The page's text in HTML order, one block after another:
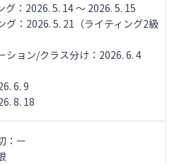
：2026. 5. 14 ～ 2026. 5. 15
：2026. 5. 21（ライティング2級
ション/クラス分け：2026. 6. 4
6. 9
8. 18
：ー